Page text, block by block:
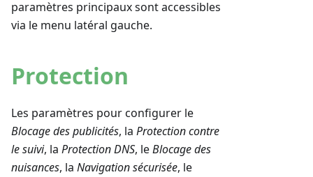
paramètres principaux sont accessibles
via le menu latéral gauche.
Protection
Les paramètres pour configurer le
Blocage des publicités, la Protection contre
le suivi, la Protection DNS, leBlocage des
nuisances, la Navigation sécurisée, le